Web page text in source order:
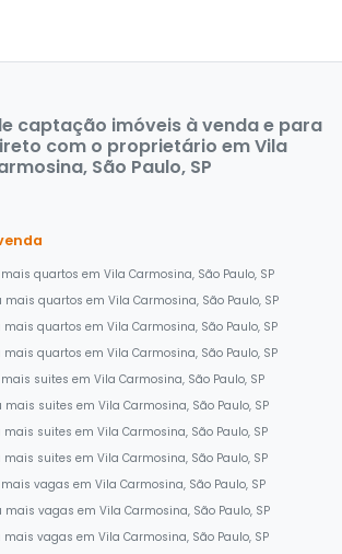
captação imóveis à venda e para
com o proprietário em Vila
São Paulo, SP
quartos em Vila Carmosina, São Paulo, SP
quartos em Vila Carmosina, São Paulo, SP
quartos em Vila Carmosina, São Paulo, SP
quartos em Vila Carmosina, São Paulo, SP
suites em Vila Carmosina, São Paulo, SP
suites em Vila Carmosina, São Paulo, SP
suites em Vila Carmosina, São Paulo, SP
suites em Vila Carmosina, São Paulo, SP
vagas em Vila Carmosina, São Paulo, SP
vagas em Vila Carmosina, São Paulo, SP
vagas em Vila Carmosina, São Paulo, SP